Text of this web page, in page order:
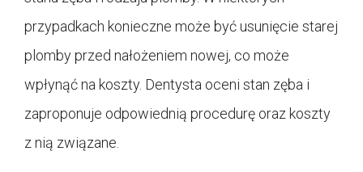
przypadkach konieczne może być usunięcie starej
plomby przed nałożeniem nowej, co może
wpłynąć na koszty. Dentysta oceni stan zęba i
zaproponuje odpowiednią procedurę oraz koszty
z nią związane.